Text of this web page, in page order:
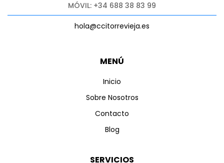
MENÚ
Inicio
Sobre Nosotros
Contacto
Blog
SERVICIOS
MÓVIL: +34 688 38 83 99
hola@ccitorrevieja.es